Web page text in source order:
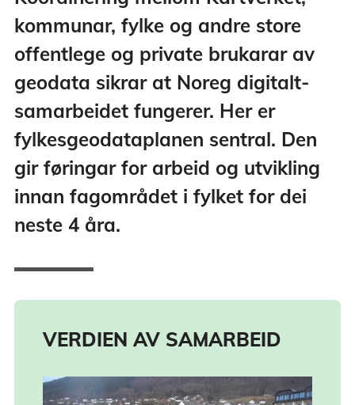
kommunar, fylke og andre store
offentlege og private brukarar av
geodata sikrar at Noreg digitalt-
samarbeidet fungerer. Her er
fylkesgeodataplanen sentral. Den
gir føringar for arbeid og utvikling
innan fagområdet i fylket for dei
neste 4 åra.
VERDIEN AV SAMARBEID